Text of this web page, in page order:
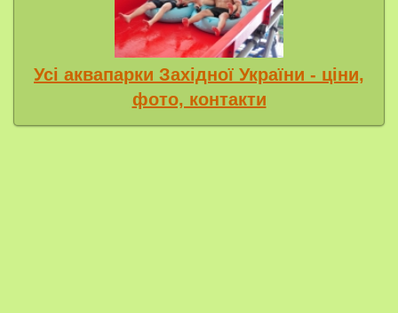
Усі аквапарки Західної України - ціни,
фото, контакти